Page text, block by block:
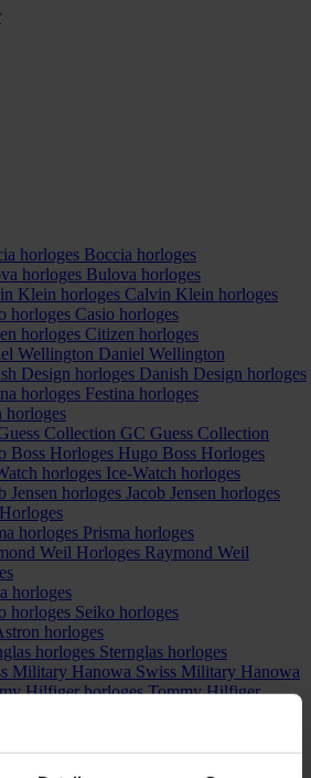
Boccia horloges
Bulova horloges
Calvin Klein horloges
Casio horloges
Citizen horloges
Daniel Wellington
Danish Design horloges
Festina horloges
horloges
GC Guess Collection
Hugo Boss Horloges
Ice-Watch horloges
Jacob Jensen horloges
Prisma horloges
Raymond Weil
horloges
Seiko horloges
horloges
Sternglas horloges
Swiss Military Hanowa
Tommy Hilfiger